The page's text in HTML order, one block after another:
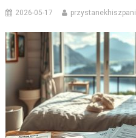
2026-05-17